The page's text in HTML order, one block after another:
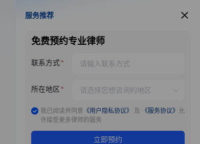
服务推荐
服务推荐
免费预约专业律师
联系方式
所在地区
我已阅读并同意 《用户隐私协议》 及 《服务协议》 允
许接受更多律师的服务
立即预约